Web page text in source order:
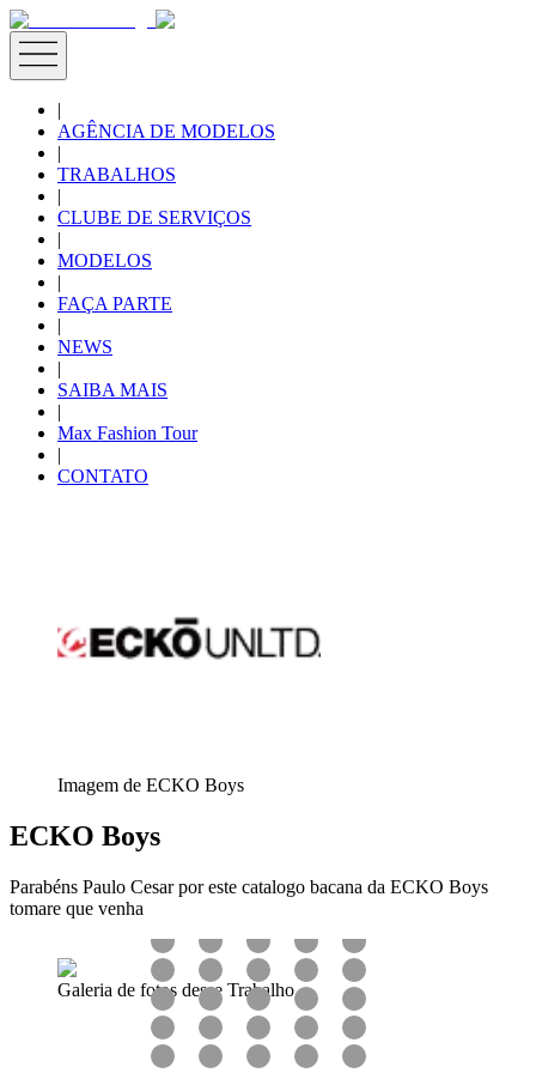
|
AGÊNCIA DE MODELOS
|
TRABALHOS
|
CLUBE DE SERVIÇOS
|
MODELOS
|
FAÇA PARTE
|
NEWS
|
SAIBA MAIS
|
Max Fashion Tour
|
CONTATO
Imagem de ECKO Boys
ECKO Boys
Parabéns Paulo Cesar por este catalogo bacana da ECKO Boys
tomare que venha
Galeria de fotos desse Trabalho